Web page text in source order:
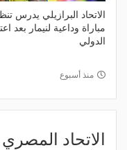
الاتحاد البرازيلي يدرس
مباراة وداعية لنيمار بعد
الدولي
منذ أسبوع
الاتحاد